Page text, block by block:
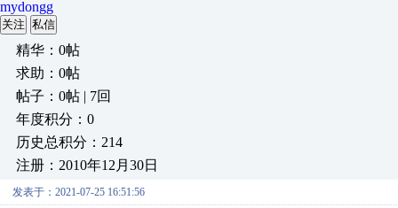
mydongg
关注 私信
精华：0帖
求助：0帖
帖子：0帖 | 7回
年度积分：0
历史总积分：214
注册：2010年12月30日
发表于：2021-07-25 16:51:56